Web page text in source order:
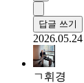
답글 쓰기
2026.05.24
ㄱ휘경